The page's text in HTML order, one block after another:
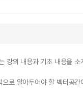
강의 내용과 기초 내용을 소
으로 알아두어야 할 벡터공